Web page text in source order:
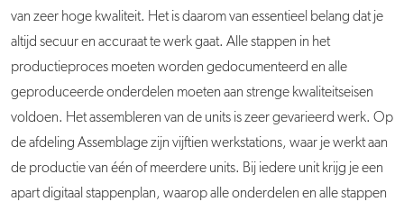
van zeer hoge kwaliteit. Het is daarom van essentieel belang dat je
altijd secuur en accuraat te werk gaat. Alle stappen in het
productieproces moeten worden gedocumenteerd en alle
geproduceerde onderdelen moeten aan strenge kwaliteitseisen
voldoen. Het assembleren van de units is zeergevarieerd werk. Op
de afdeling Assemblage zijn vijftien werkstations, waar je werkt aan
de productie van één of meerdere units. Bij iedere unit krijg je een
apart digitaal stappenplan, waarop alle onderdelen en alle stappen